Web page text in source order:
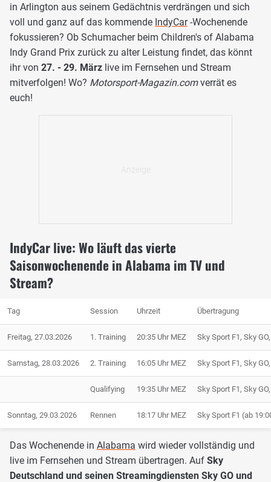
in Arlington aus seinem Gedächtnis verdrängen und sich
voll und ganz auf das kommende IndyCar-Wochenende
fokussieren? Ob Schumacher beim Children's of Alabama
Indy Grand Prix zurück zu alter Leistung findet, das könnt
ihr von 27. - 29. März live im Fernsehen und Stream
mitverfolgen! Wo? Motorsport-Magazin.comverrät es
euch!
IndyCar live: Wo läuft das vierte
Saisonwochenende in Alabama im TV und
Stream?
Tag Session Uhrzeit Übertragung
Freitag, 27.03.2026 1. Training 20:35 Uhr MEZ Sky Sport F1, Sky
Samstag, 28.03.2026 2. Training 16:05 Uhr MEZ Sky Sport F1, Sky
Qualifying 19:35 Uhr MEZ Sky Sport F1, Sky
Sonntag, 29.03.2026 Rennen 18:17 Uhr MEZ Sky Sport F1 (ab
Das Wochenende in Alabama wird wieder vollständig und
live im Fernsehen und Stream übertragen. Auf Sky
Deutschland und seinen Streamingdiensten Sky GO und